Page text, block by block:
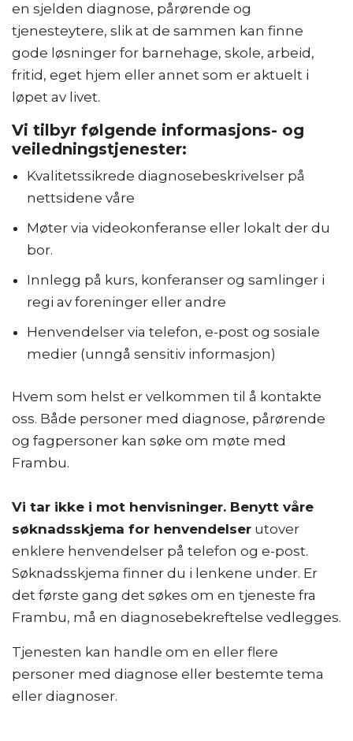
en sjelden diagnose, pårørende og
tjenesteytere, slik at de sammen kan finne
gode løsninger for barnehage, skole, arbeid,
fritid, eget hjem eller annet som er aktuelt i
løpet av livet.
Vi tilbyr følgende informasjons- og
veiledningstjenester:
Kvalitetssikrede diagnosebeskrivelser på
nettsidene våre
Møter via videokonferanse eller lokalt der du
bor.
Innlegg på kurs, konferanser og samlinger i
regi av foreninger eller andre
Henvendelser via telefon, e-post og sosiale
medier (unngå sensitiv informasjon)
Hvem som helst er velkommen til å kontakte
oss. Både personer med diagnose, pårørende
og fagpersoner kan søke om møte med
Frambu.
Vi tar ikke i mot henvisninger. Benytt våre
søknadsskjema for henvendelser utover
enklere henvendelser på telefon og e-post.
Søknadsskjema finner du i lenkene under. Er
det første gang det søkes om en tjeneste fra
Frambu, må en diagnosebekreftelse vedlegges.
Tjenesten kan handle om en eller flere
personer med diagnose eller bestemte tema
eller diagnoser.